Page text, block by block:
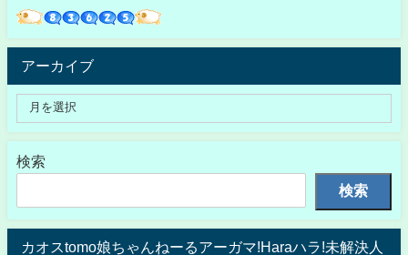
アーカイブ
検索
検索
カオスtomo娘ちゃんねーるアーガマ!Haraハラ!未解決人